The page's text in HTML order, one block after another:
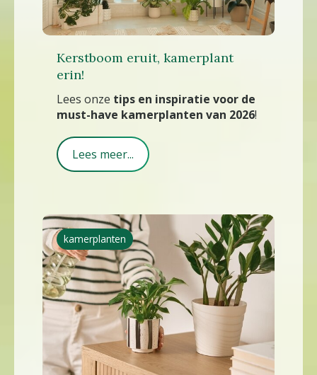
Kerstboom eruit, kamerplant
erin!
Lees onze tips en inspiratie voor de
must-have kamerplanten van 2026!
Lees meer...
kamerplanten